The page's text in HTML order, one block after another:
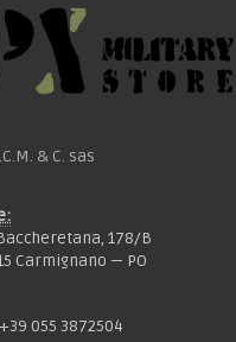
& C. sas
178/B
Carmignano — PO
+39 055 3872504